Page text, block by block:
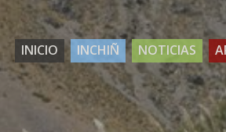
INICIO INCHIÑ NOTICIAS